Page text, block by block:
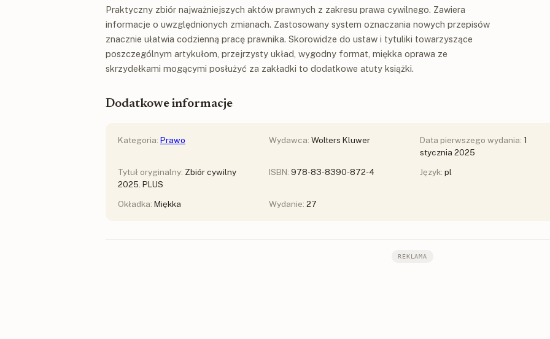
Praktyczny zbiór najważniejszych aktów prawnych z zakresu prawa cywilnego. Zawiera
informacje o uwzględnionych zmianach. Zastosowany system oznaczania nowych przepisów
znacznie ułatwia codzienną pracę prawnika. Skorowidze do ustaw i tytuliki towarzyszące
poszczególnym artykułom, przejrzysty układ, wygodny format, miękka oprawa ze
skrzydełkami mogącymi posłużyć za zakładki to dodatkowe atuty książki.
Dodatkowe informacje
Kategoria: Prawo Wydawca: Wolters Kluwer Data pierwszego wydania: 1
stycznia 2025
Tytuł oryginalny: Zbiór cywilny
2025. PLUS
ISBN: 978-83-8390-872-4 Język: pl
Okładka: Miękka Wydanie: 27
REKLAMA